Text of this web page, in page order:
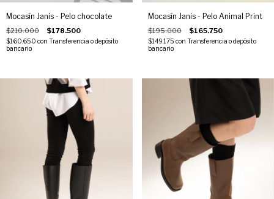
Mocasín Janis - Pelo chocolate
$210.000 $178.500
$160.650 con Transferencia o depósito
bancario
Mocasín Janis - Pelo Animal Print
$195.000 $165.750
$149.175 con Transferencia o depósito
bancario